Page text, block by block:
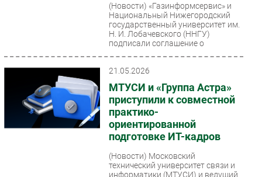
(Новости) «Газинформсервис» и
Национальный Нижегородский
государственный университет им.
Н. И. Лобачевского (ННГУ)
подписали соглашение о
21.05.2026
МТУСИ и «Группа Астра»
приступили к совместной
практико-
ориентированной
подготовке ИТ-кадров
(Новости) Московский
технический университет связи и
информатики (МТУСИ) и ведущий